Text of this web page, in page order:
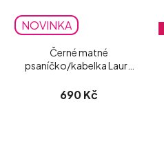
NOVINKA
Černé matné
psaníčko/kabelka Laura
690 Kč